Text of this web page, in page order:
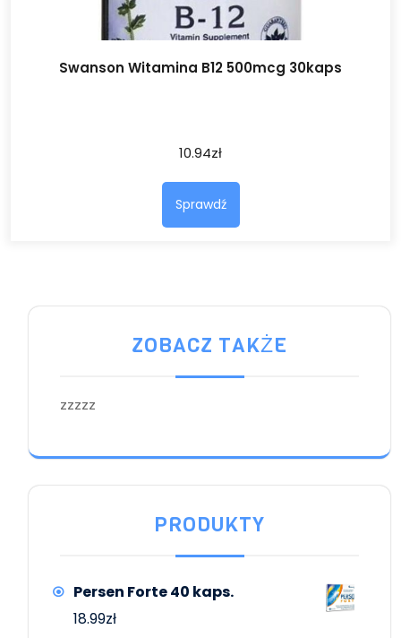
Swanson Witamina B12 500mcg 30kaps
10.94zł
Sprawdź
ZOBACZ TAKŻE
zzzzz
PRODUKTY
Persen Forte 40 kaps.
18.99zł